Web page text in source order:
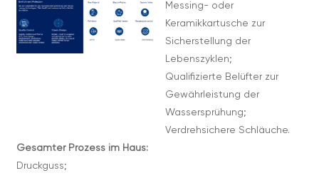
Messing- oder
Keramikkartusche zur
Sicherstellung der
Lebenszyklen;
Qualifizierte Belüfter zur
Gewährleistung der
Wassersprühung;
Verdrehsichere Schläuche.
Gesamter Prozess im Haus:
Druckguss;